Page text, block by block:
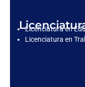
Licenciatura en
Licenciatura en